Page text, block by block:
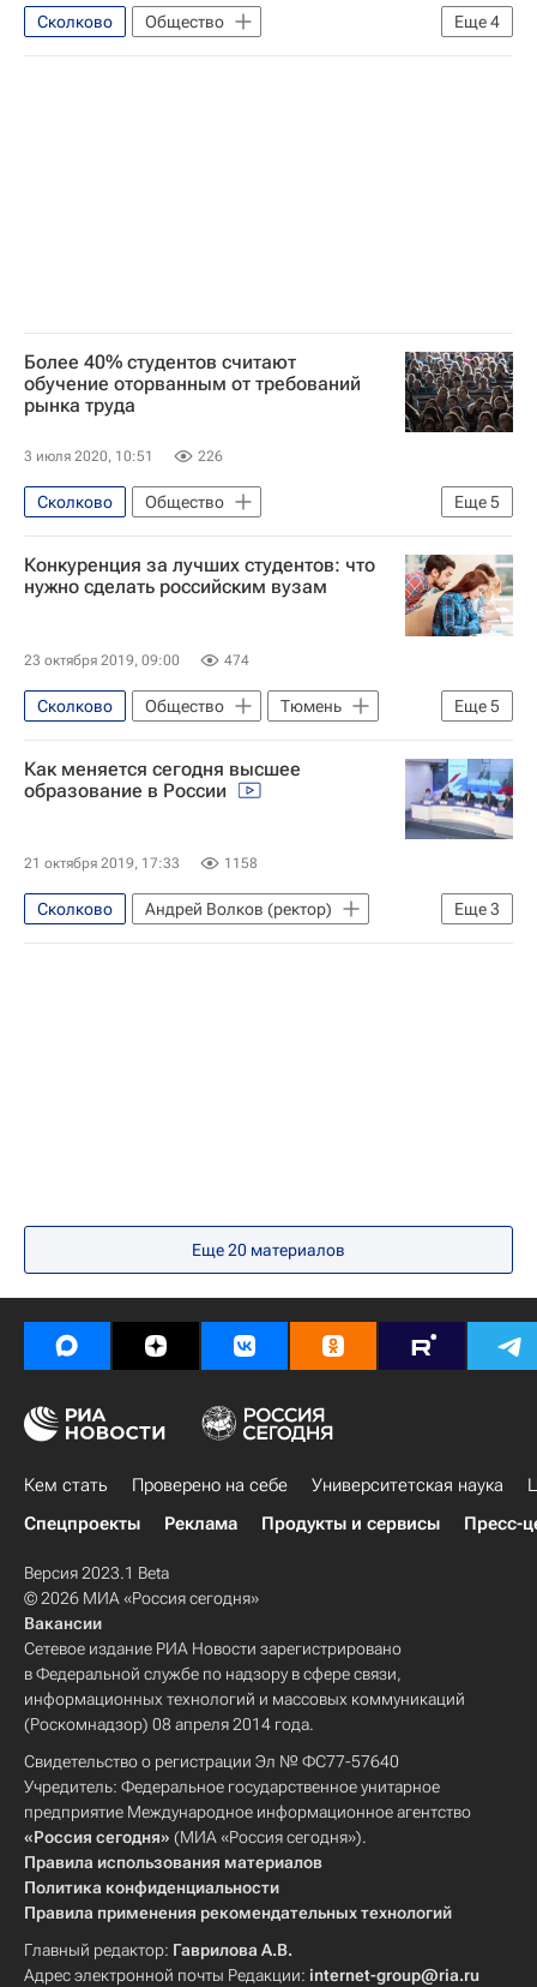
Еще4
Сколково
Общество
Высшая школа экономики (ВШЭ)
МГПУ
Более 40% студентов считают
обучение оторванным от требований
рынка труда
3 июля 2020, 10:51 226
Еще5
Сколково
Общество
Образование - Общество
Высшая школа экономики (ВШЭ)
МГПУ
Цифры, которые говорят
Конкуренция за лучших студентов: что
нужно сделать российским вузам
23 октября 2019, 09:00 474
Еще5
Сколково Общество
Тюмень
Андрей Волков (ректор)
Тюменский государственный университет
Навигатор абитуриента
Как меняется сегодня высшее
образование в России
21 октября 2019, 17:33 1158
Еще3
Сколково
Андрей Волков (ректор)
Тюменский государственный университет
Еще20 материалов
Кем стать Проверено на себе Университетская наука
Спецпроекты
Реклама Продукты и сервисы Пресс-
Версия 2023.1 Beta
© 2026 МИА «Россия сегодня»
Вакансии
Сетевое издание РИА Новости зарегистрировано
в Федеральной службе по надзору в сфере связи,
информационных технологий и массовых коммуникаций
(Роскомнадзор) 08 апреля 2014 года.
Свидетельство о регистрации Эл № ФС77-57640
Учредитель: Федеральное государственное унитарное
предприятие Международное информационное агентство
«Россия сегодня» (МИА «Россия сегодня»).
Правила использования материалов
Политика конфиденциальности
Правила применения рекомендательных технологий
Главный редактор: Гаврилова А.В.
Адрес электронной почты Редакции: internet-group@ria.ru